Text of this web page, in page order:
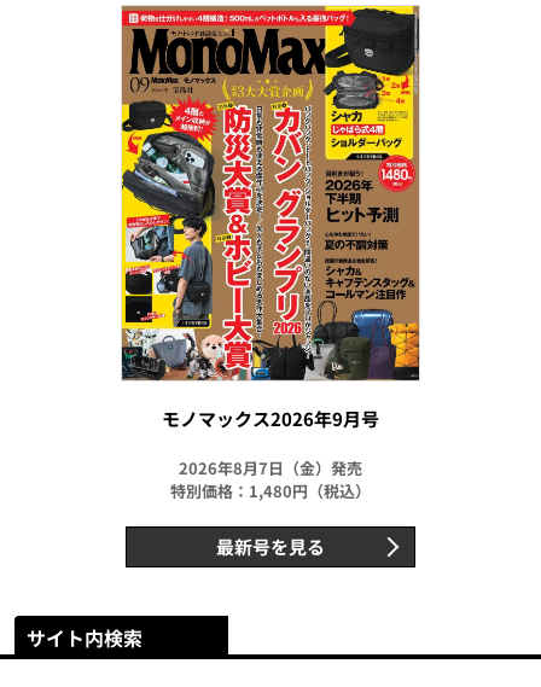
モノマックス2026年9月号
2026年8月7日（金）発売
特別価格：1,480円（税込）
最新号を見る
サイト内検索